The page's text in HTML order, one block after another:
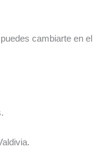
cambiarte en el